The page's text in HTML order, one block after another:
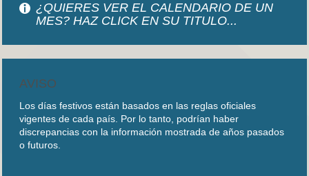
¿QUIERES VER EL CALENDARIO DE UN
MES? HAZ CLICK EN SU TITULO...
AVISO
Los días festivos están basados en las reglas oficiales
vigentes de cada país. Por lo tanto, podrían haber
discrepancias con la información mostrada de años pasados
o futuros.